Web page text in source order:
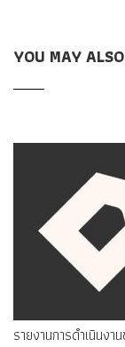
YOU MAY
รายงานการดำเนินง